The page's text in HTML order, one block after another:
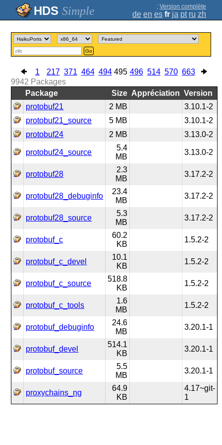
Simple ; Version complète
de en es fr ja pt ru zh
Go
1 217 371 464 494 495 496 514 570 663
9942 Packages
Package
Size Appréciation Version
protobuf21
2 MB
3.10.1-2
protobuf21_source
5 MB
3.10.1-2
protobuf24
2 MB 3.13.0-2
protobuf24_source
5.4
MB
3.13.0-2
protobuf28
2.3
MB
3.17.2-2
protobuf28_debuginfo
23.4
MB
3.17.2-2
protobuf28_source
5.3
MB
3.17.2-2
protobuf_c
60.2
KB
1.5.2-2
protobuf_c_devel
10.1
KB
1.5.2-2
protobuf_c_source
518.8
KB
1.5.2-2
protobuf_c_tools
1.6
MB
1.5.2-2
protobuf_debuginfo
24.6
MB
3.20.1-1
protobuf_devel
514.1
KB
3.20.1-1
protobuf_source
5.5
MB
3.20.1-1
proxychains_ng
64.9
KB
4.17~git-
1